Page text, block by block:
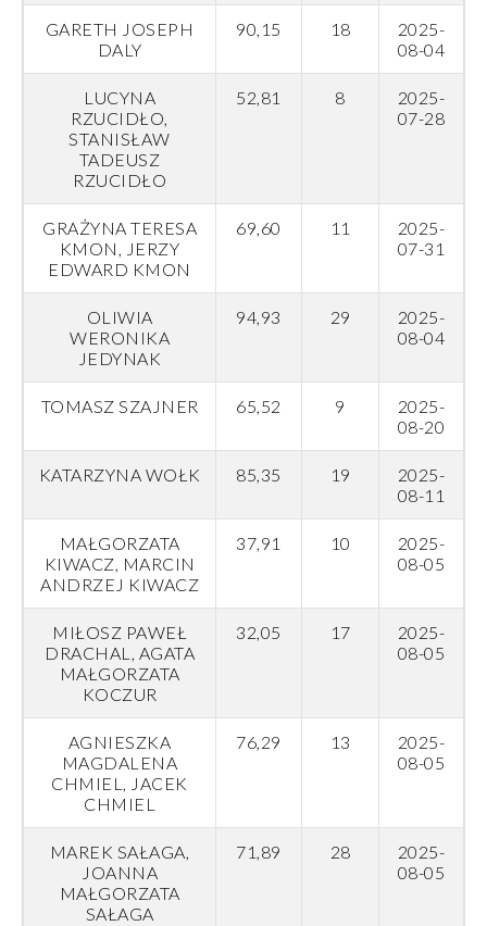
GARETH JOSEPH
DALY
90,15 18
2025-
08-04
LUCYNA
RZUCIDŁO,
STANISŁAW
TADEUSZ
RZUCIDŁO
52,81 8
2025-
07-28
GRAŻYNA TERESA
KMON, JERZY
EDWARD KMON
69,60 11
2025-
07-31
OLIWIA
WERONIKA
JEDYNAK
94,93 29
2025-
08-04
TOMASZ SZAJNER 65,52 9
2025-
08-20
KATARZYNA WOŁK 85,35 19
2025-
08-11
MAŁGORZATA
KIWACZ, MARCIN
ANDRZEJ KIWACZ
37,91 10
2025-
08-05
MIŁOSZ PAWEŁ
DRACHAL, AGATA
MAŁGORZATA
KOCZUR
32,05 17
2025-
08-05
AGNIESZKA
MAGDALENA
CHMIEL, JACEK
CHMIEL
76,29 13
2025-
08-05
MAREK SAŁAGA,
JOANNA
MAŁGORZATA
SAŁAGA
71,89 28
2025-
08-05